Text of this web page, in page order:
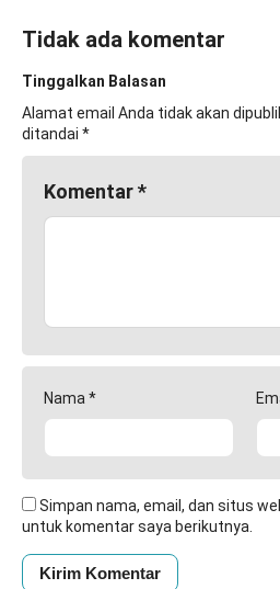
Tidak ada komentar
Tinggalkan Balasan
Alamat email Anda tidak akan
ditandai *
Komentar*
Nama *
Simpan nama, email, dan situs
untuk komentar saya berikutnya.